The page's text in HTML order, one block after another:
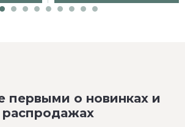
первыми о новинках и
распродажах